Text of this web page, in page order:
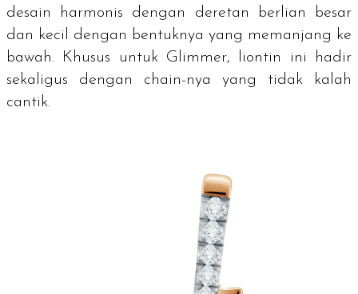
desain harmonis dengan deretan berlian besar
dan kecil dengan bentuknya yang memanjang ke
bawah. Khusus untuk Glimmer, liontin ini hadir
sekaligus dengan chain-nya yang tidak kalah
cantik.